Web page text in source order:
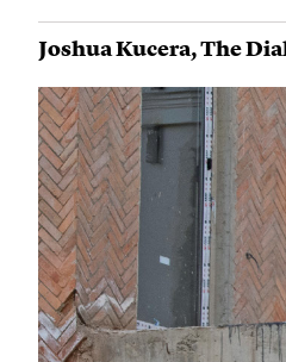
Joshua Kucera,The